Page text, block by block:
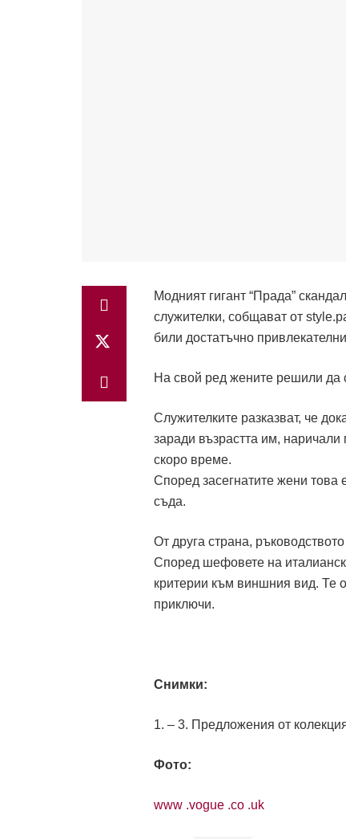
Модният гигант “Прада”
служителки, собщават от
били достатъчно
На свой ред жените решили да
Служителките разказват, че
заради възрастта им, наричали
скоро време.
Според засегнатите жени
съда.
От друга страна,
Според шефовете на
критерии към виншния вид. Те
приключи.
Снимки:
1. – 3. Предложения от
Фото:
www .vogue .co .uk